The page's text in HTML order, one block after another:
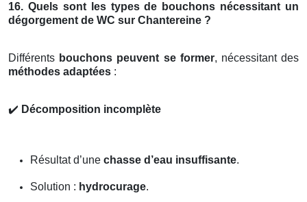
16. Quels sont les types de bouchons nécessitant un
dégorgement de WC sur Chantereine ?
Différents bouchons peuvent se former, nécessitant des
méthodes adaptées :
✔️ Décomposition incomplète
Résultat d’une chasse d’eau insuffisante.
Solution : hydrocurage.